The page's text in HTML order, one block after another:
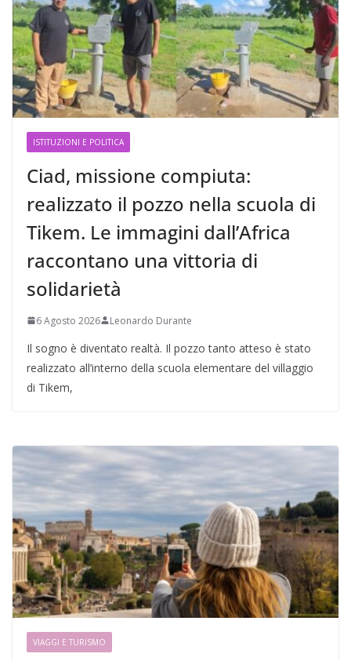
ISTITUZIONI E POLITICA
Ciad, missione compiuta:
realizzato il pozzo nella scuola di
Tikem. Le immagini dall’Africa
raccontano una vittoria di
solidarietà
6 Agosto 2026 Leonardo Durante
Il sogno è diventato realtà. Il pozzo tanto atteso è stato
realizzato all’interno della scuola elementare del villaggio
di Tikem,
VIAGGI E TURISMO